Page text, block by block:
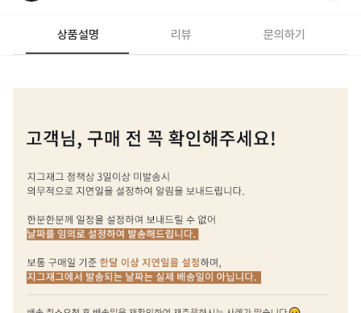
상품설명 리뷰 문의하기